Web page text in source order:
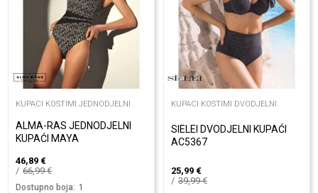
KUPACI KOSTIMI JEDNODJELNI
ALMA-RAS JEDNODJELNI
KUPAĆI MAYA
46,89 €
66,99€
Dostupno boja: 1
KUPACI KOSTIMI DVODJELNI
SIELEI DVODJELNI KUPAĆI
AC5367
25,99 €
39,99€